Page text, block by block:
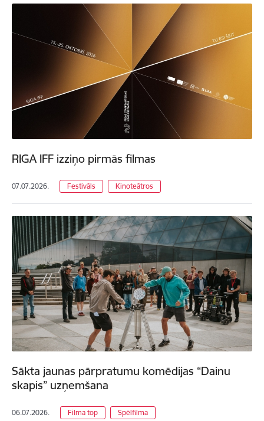
RIGA IFF izziņo pirmās filmas
07.07.2026. Festivāls Kinoteātros
Sākta jaunas pārpratumu komēdijas “Dainu
skapis” uzņemšana
06.07.2026. Filma top Spēlfilma